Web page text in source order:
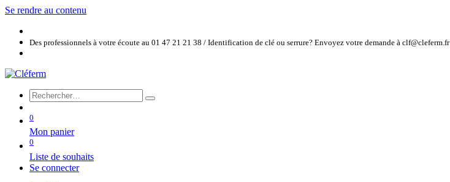
Se rendre au contenu
Des professionnels à votre écoute au 01 47 21 21 38 / Identification de clé ou serrure? Envoyez votre demande à clf@cleferm.fr
0
Mon panier
0
Liste de souhaits
Se connecter